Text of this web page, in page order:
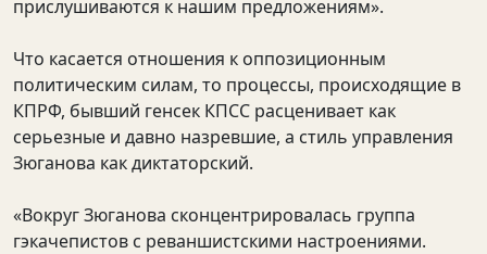
прислушиваются к нашим предложениям».
Что касается отношения к оппозиционным
политическим силам, то процессы, происходящие в
КПРФ, бывший генсек КПСС расценивает как
серьезные и давно назревшие, а стиль управления
Зюганова как диктаторский.
«Вокруг Зюганова сконцентрировалась группа
гэкачепистов с реваншистскими настроениями.